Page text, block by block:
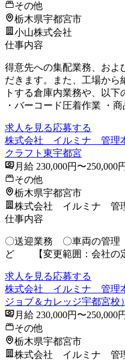
その他
栃木県宇都宮市
小山株式会社
仕事内容
得意先への集配業務、およ
だきます。また、工場から
トする倉庫内業務や、以
・バーコード圧着作業 ・
求人を見る応募する
株式会社 イルミナ 管理
クラフト東宇都宮
月給 230,000円〜250,000円
その他
栃木県宇都宮市
株式会社 イルミナ 管
仕事内容
〇送迎業務 〇車両の管
ど 【変更範囲：会社の定
求人を見る応募する
株式会社 イルミナ 管理
ジョブ＆カレッジ宇都宮校）
月給 230,000円〜250,000円
その他
栃木県宇都宮市
株式会社 イルミナ 管